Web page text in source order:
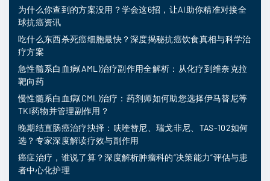
为什么你查到的方案没用？学会这6招，让AI助你精准对接全
球抗癌资讯
吃什么东西杀死癌细胞最快？深度揭秘抗癌饮食真相与科学治
疗方案
急性髓系白血病(AML)治疗副作用全解析：从化疗到维奈克拉
靶向药
慢性髓系白血病(CML)治疗：药剂师如何助您选择伊马替尼等
TKI药物并管理副作用？
晚期结直肠癌治疗抉择：呋喹替尼、瑞戈非尼、TAS-102如何
选？专家深度解读疗效与副作用
癌症治疗，谁说了算？深度解析肿瘤科的“决策能力”评估与患
者中心化护理